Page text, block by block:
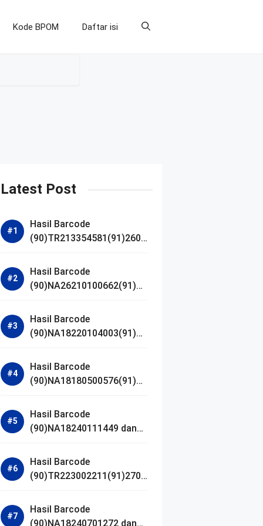
Kode BPOM Daftar isi
Latest Post
Hasil Barcode
(90)TR213354581(91)2607
Hasil Barcode
(90)NA26210100662(91)24
Hasil Barcode
(90)NA18220104003(91)25
Hasil Barcode
(90)NA18180500576(91)21
Hasil Barcode
(90)NA18240111449 dan
Hasil Barcode
(90)TR223002211(91)2701
Hasil Barcode
(90)NA18240701272 dan